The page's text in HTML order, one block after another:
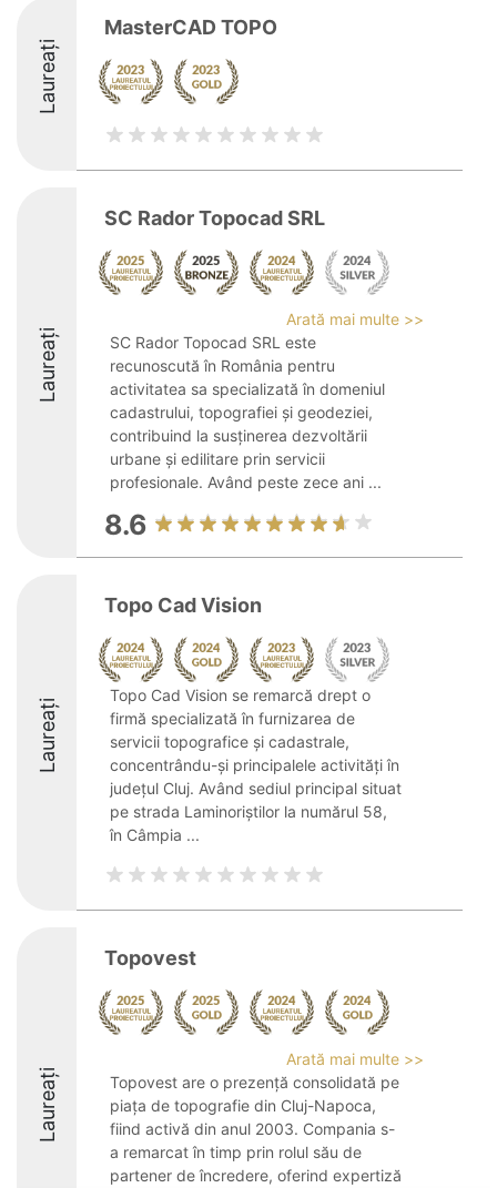
Laureați
MasterCAD TOPO
Laureați
SC Rador Topocad SRL
Arată mai multe >>
SC Rador Topocad SRL este
recunoscută în România pentru
activitatea sa specializată în domeniul
cadastrului, topografiei și geodeziei,
contribuind la susținerea dezvoltării
urbane și edilitare prin servicii
profesionale. Având peste zece ani ...
8.6
Laureați
Topo Cad Vision
Topo Cad Vision se remarcă drept o
firmă specializată în furnizarea de
servicii topografice și cadastrale,
concentrându-și principalele activități în
județul Cluj. Având sediul principal situat
pe strada Laminoriștilor la numărul 58,
în Câmpia ...
Laureați
Topovest
Arată mai multe >>
Topovest are o prezență consolidată pe
piața de topografie din Cluj-Napoca,
fiind activă din anul 2003. Compania s-
a remarcat în timp prin rolul său de
partener de încredere, oferind expertiză